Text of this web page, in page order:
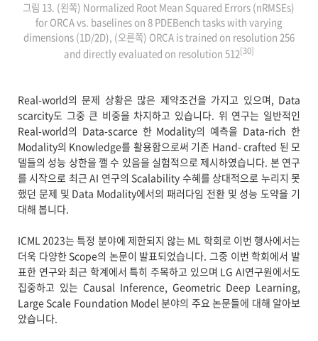
그림 13. (왼쪽) Normalized Root Mean Squared Errors (nRMSEs)
for ORCA vs. baselines on 8 PDEBench tasks with varying
dimensions (1D/2D), (오른쪽) ORCA is trained on resolution 256
and directly evaluated on resolution 512[30]
Real-world의 문제 상황은 많은 제약조건을 가지고 있으며, Data
scarcity도 그중 큰 비중을 차지하고 있습니다. 위 연구는 일반적인
Real-world의 Data-scarce 한 Modality의 예측을 Data-rich 한
Modality의 Knowledge를 활용함으로써 기존 Hand- crafted 된 모
델들의 성능 상한을 깰 수 있음을 실험적으로 제시하였습니다. 본 연구
를 시작으로 최근 AI 연구의 Scalability 수혜를 상대적으로 누리지 못
했던 문제 및 Data Modality에서의 패러다임 전환 및 성능 도약을 기
대해 봅니다.
ICML 2023는 특정 분야에 제한되지 않는 ML 학회로 이번 행사에서는
더욱 다양한 Scope의 논문이 발표되었습니다. 그중 이번 학회에서 발
표한 연구와 최근 학계에서 특히 주목하고 있으며 LG AI연구원에서도
집중하고 있는 Causal Inference, Geometric Deep Learning,
Large Scale Foundation Model 분야의 주요 논문들에 대해 알아보
았습니다.